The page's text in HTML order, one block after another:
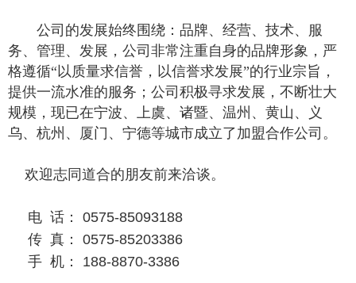
公司的发展始终围绕：品牌、经营、技术、服
务、管理、发展，公司非常注重自身的品牌形象，严
格遵循“以质量求信誉，以信誉求发展”的行业宗旨，
提供一流水准的服务；公司积极寻求发展，不断壮大
规模，现已在宁波、上虞、诸暨、温州、黄山、义
乌、杭州、厦门、宁德等城市成立了加盟合作公司。
欢迎志同道合的朋友前来洽谈。
电 话： 0575-85093188
传 真： 0575-85203386
手 机： 188-8870-3386